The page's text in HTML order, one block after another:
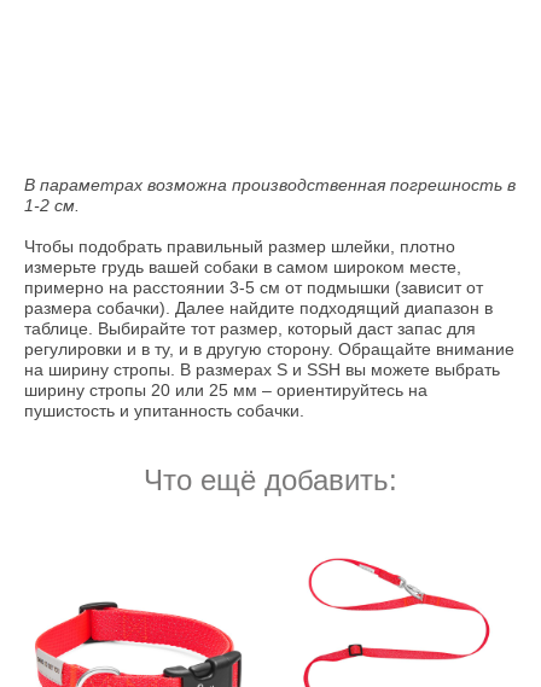
В параметрах возможна производственная погрешность в
1-2 см.
Чтобы подобрать правильный размер шлейки, плотно
измерьте грудь вашей собаки в самом широком месте,
примерно на расстоянии 3-5 см от подмышки (зависит от
размера собачки). Далее найдите подходящий диапазон в
таблице. Выбирайте тот размер, который даст запас для
регулировки и в ту, и в другую сторону. Обращайте внимание
на ширину стропы. В размерах S и SSH вы можете выбрать
ширину стропы 20 или 25 мм – ориентируйтесь на
пушистость и упитанность собачки.
Что ещё добавить: